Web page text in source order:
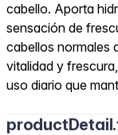
cabello. Aporta
sensación de
cabellos normales
vitalidad y
uso diario que